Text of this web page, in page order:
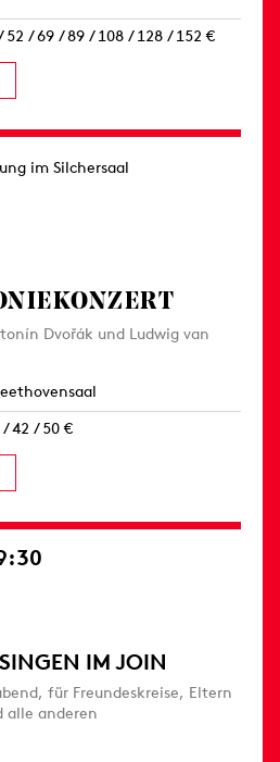
52 / 69 / 89 / 108 / 128 / 152 €
im Silchersaal
Dvořák und Ludwig van
42 / 50 €
IM JOIN
für Freundeskreise, Eltern
alle anderen